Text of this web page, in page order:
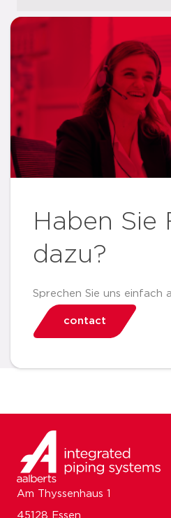
Haben Sie
dazu?
Sprechen Sie uns einfach
contact
Am Thyssenhaus 1
45128 Essen